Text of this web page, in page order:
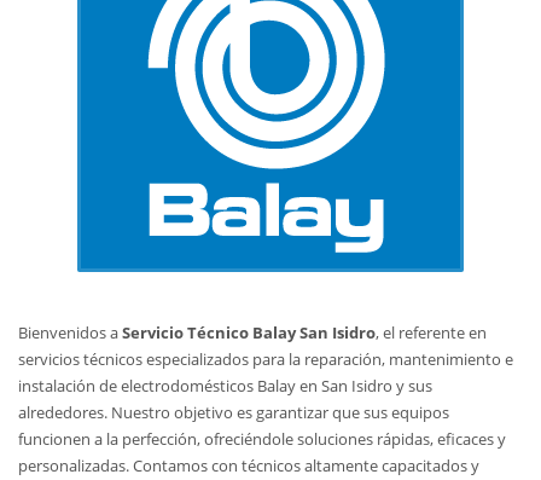
Bienvenidos aServicio Técnico Balay San Isidro, el referente en
servicios técnicos especializados para la reparación, mantenimiento e
instalación de electrodomésticos Balay en San Isidro y sus
alrededores. Nuestro objetivo es garantizar que sus equipos
funcionen a la perfección, ofreciéndole soluciones rápidas, eficaces y
personalizadas. Contamos con técnicos altamente capacitados y